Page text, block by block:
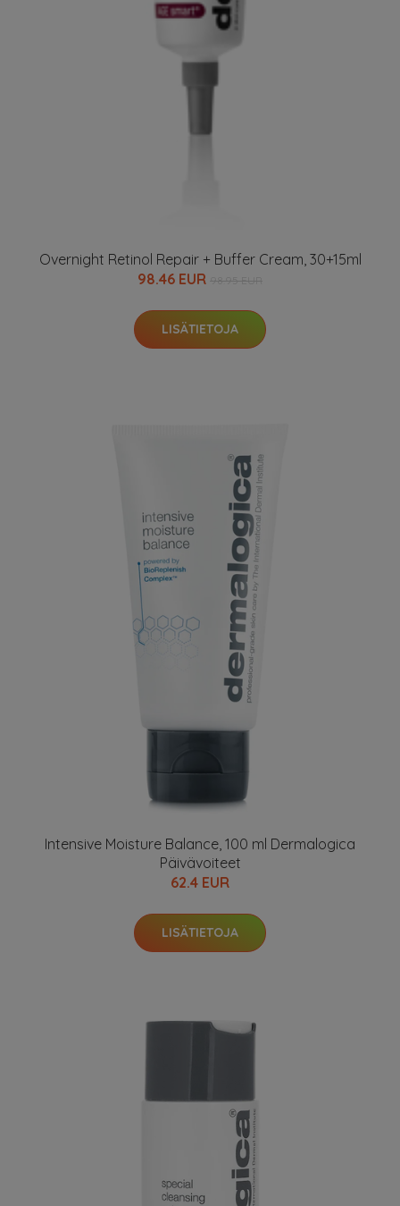
Overnight Retinol Repair + Buffer Cream, 30+15ml
98.46 EUR
LISÄTIETOJA
Intensive Moisture Balance, 100 ml Dermalogica
Päivävoiteet
62.4 EUR
LISÄTIETOJA